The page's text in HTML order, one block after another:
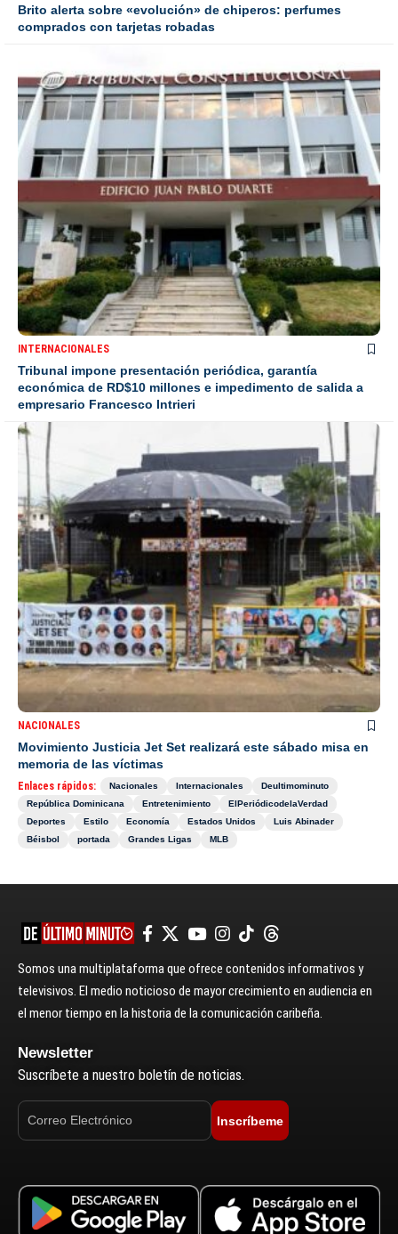
Brito alerta sobre «evolución» de chiperos: perfumes
comprados con tarjetas robadas
INTERNACIONALES
Tribunal impone presentación periódica, garantía
económica de RD$10 millones e impedimento de salida a
empresario Francesco Intrieri
NACIONALES
Movimiento Justicia Jet Set realizará este sábado misa en
memoria de las víctimas
Enlaces rápidos: Nacionales Internacionales
Deultimominuto
República Dominicana
Entretenimiento
ElPeriódicodelaVerdad
Deportes
Estilo Economía Estados Unidos
Luis Abinader
Béisbol
portada Grandes Ligas MLB
Somos una multiplataforma que ofrece contenidos informativos y
televisivos. El medio noticioso de mayor crecimiento en audiencia en
el menor tiempo en la historia de la comunicación caribeña.
Newsletter
Suscríbete a nuestro boletín de noticias.
Inscríbeme